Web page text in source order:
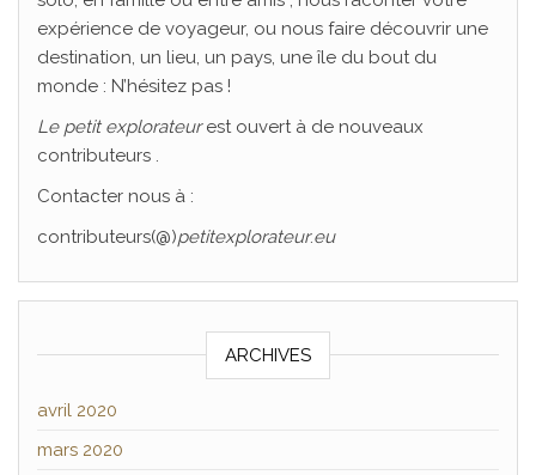
expérience de voyageur, ou nous faire découvrir une
destination, un lieu, un pays, une île du bout du
monde : N’hésitez pas !
Le petit explorateurest ouvert à de nouveaux
contributeurs .
Contacter nous à :
contributeurs(@)petitexplorateur.eu
ARCHIVES
avril 2020
mars 2020